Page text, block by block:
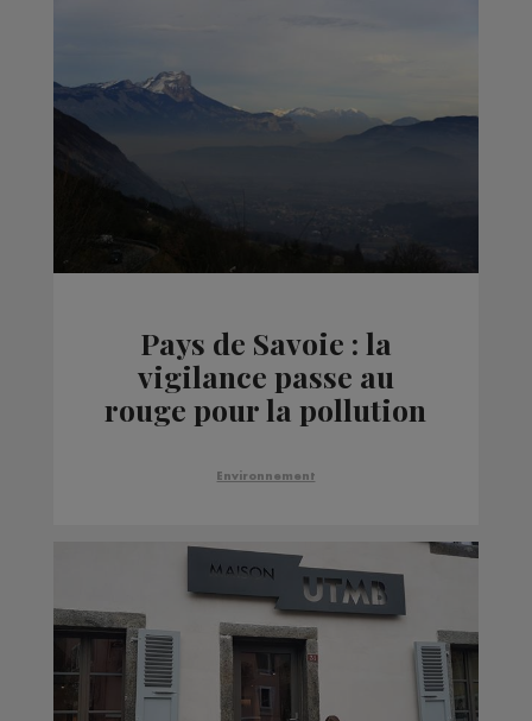
Pays de Savoie : la
vigilance passe au
rouge pour la pollution
Environnement